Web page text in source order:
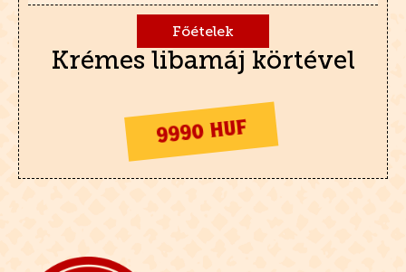
Főételek
Krémes libamáj körtével
9990 HUF